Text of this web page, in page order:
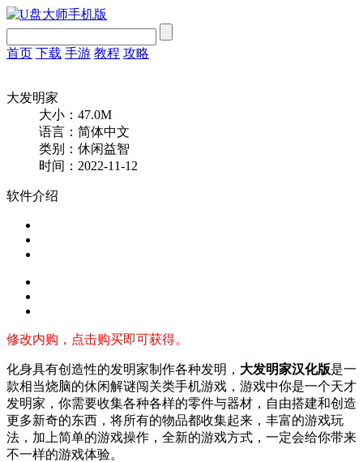
首页 下载 手游 教程 攻略
大发明家
大小：47.0M
语言：简体中文
类别：休闲益智
时间：2022-11-12
软件介绍
修改内购，点击购买即可获得。
化身具有创造性的发明家制作各种发明， 大发明家汉化版是一
款相当烧脑的休闲解谜闯关类手机游戏，游戏中你是一个天才
发明家，你需要收集各种各样的零件与器材，自由搭建和创造
更多新奇的东西，将所有的物品都收集起来，丰富的游戏玩
法，加上简单的游戏操作，全新的游戏方式，一定会给你带来
不一样的游戏体验。